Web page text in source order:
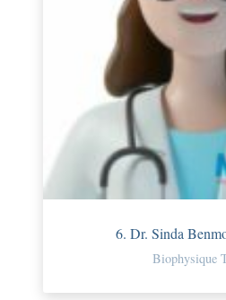
6. Dr. Sinda
Biophysique